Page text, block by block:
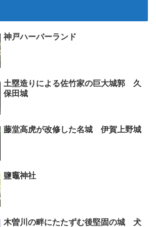
神戸ハーバーランド
土塁造りによる佐竹家の巨大城郭 久
保田城
藤堂高虎が改修した名城 伊賀上野城
鹽竈神社
木曽川の畔にたたずむ後堅固の城 犬